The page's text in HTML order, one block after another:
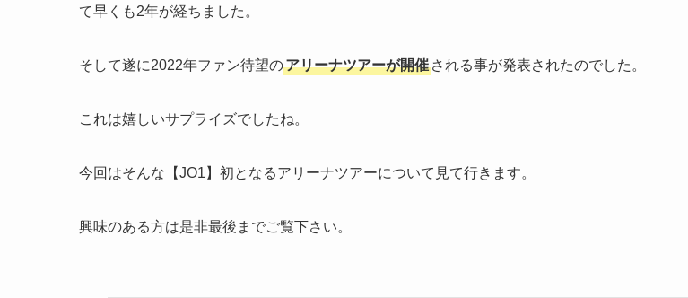
て早くも2年が経ちました。
そして遂に2022年ファン待望のアリーナツアーが開催 される事が発表されたのでした。
これは嬉しいサプライズでしたね。
今回はそんな【JO1】初となるアリーナツアーについて見て行きます。
興味のある方は是非最後までご覧下さい。